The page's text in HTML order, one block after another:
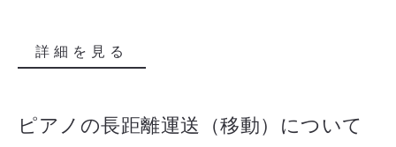
詳細を見る
ピアノの長距離運送（移動）について